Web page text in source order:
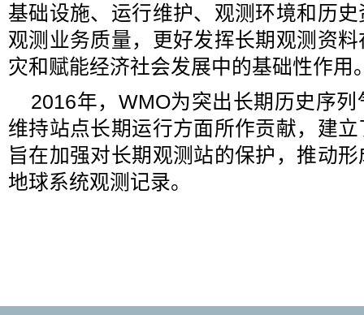
基础设施、运行维护、观测环境和历
观测业务质量，更好发挥长期观测资
灾和赋能经济社会发展中的基础性作用
2016年，WMO为突出长期历史序
维持站点长期运行方面所作贡献，建
旨在加强对长期观测站的保护，推动
地球系统观测记录。